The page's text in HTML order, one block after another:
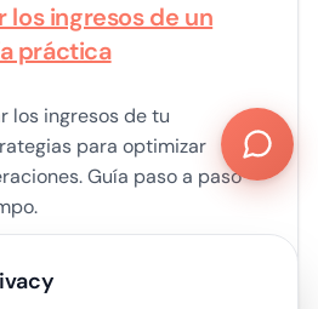
los ingresos de un
práctica
los ingresos de tu
para optimizar
Guía paso a paso